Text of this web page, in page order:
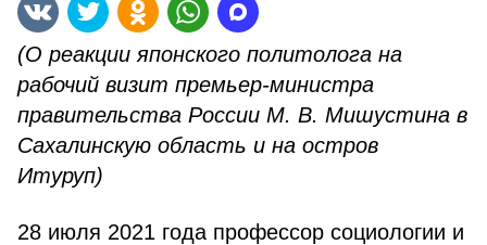
(О реакции японского политолога на
рабочий визит премьер-министра
правительства России М. В. Мишустина в
Сахалинскую область и на остров
Итуруп)
28 июля 2021 года профессор социологии и